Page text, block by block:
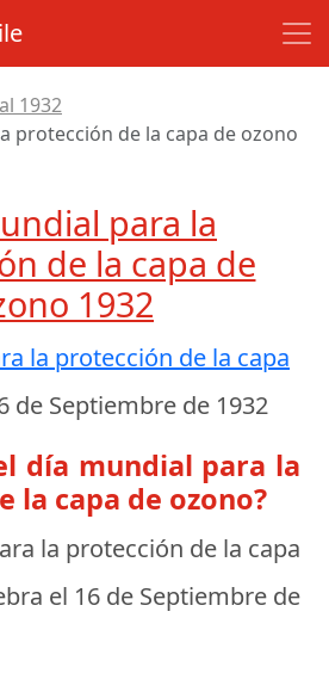
1932
protección de la capa de ozono
para la
de la capa de
1932
la protección de la capa
de Septiembre de 1932
día mundial para la
la capa de ozono?
la protección de la capa
el 16 de Septiembre de